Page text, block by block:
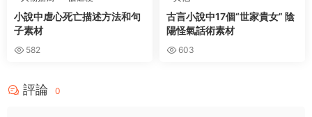
小說中虐心死亡描述方法和句
子素材
582
古言小說中17個“世家貴女” 陰
陽怪氣話術素材
603
評論 0